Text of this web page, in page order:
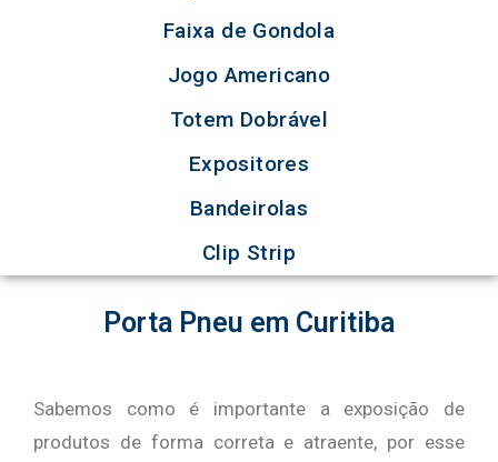
Faixa de Gondola
Jogo Americano
Totem Dobrável
Expositores
Bandeirolas
Clip Strip
Porta Pneu em Curitiba
Sabemos como é importante a exposição de
produtos de forma correta e atraente, por esse